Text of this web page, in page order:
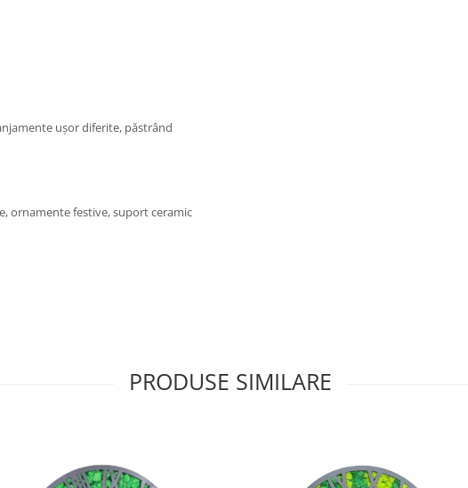
ușor diferite, păstrând
ornamente festive, suport ceramic
PRODUSE SIMILARE